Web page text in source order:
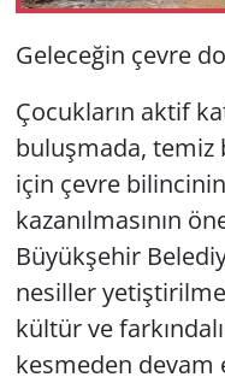
Geleceğin çevre
Çocukların aktif
buluşmada, temiz
için çevre
kazanılmasının
Büyükşehir
nesiller
kültür ve
kesmeden devam